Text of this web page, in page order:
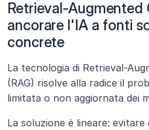
Retrieval-Augmented
ancorare l'IA a fonti
concrete
La tecnologia di Retrieval-
(RAG) risolve alla radice il
limitata o non aggiornata dei
La soluzione è lineare: